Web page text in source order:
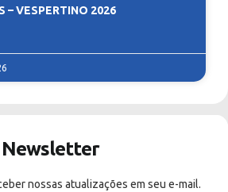
– VESPERTINO 2026
Newsletter
nossas atualizações em seu e-mail.